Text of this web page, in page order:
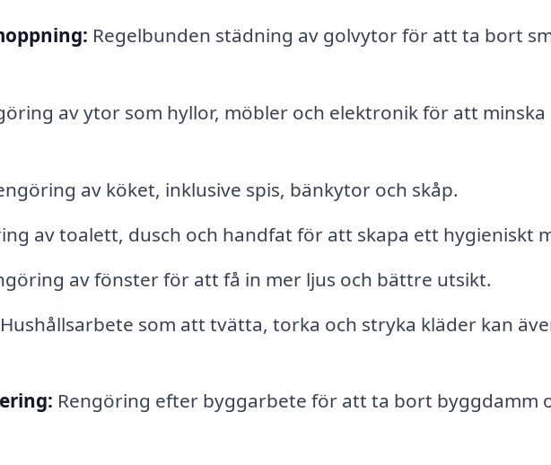
Regelbunden städning av golvytor för att ta bort
av ytor som hyllor, möbler och elektronik för att minska
av köket, inklusive spis, bänkytor och skåp.
av toalett, dusch och handfat för att skapa ett hygieniskt
av fönster för att få in mer ljus och bättre utsikt.
Hushållsarbete som att tvätta, torka och stryka kläder kan
Rengöring efter byggarbete för att ta bort byggdamm